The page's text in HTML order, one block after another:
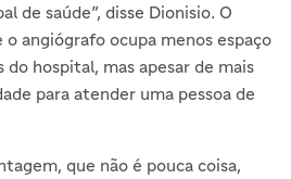
de saúde”, disse Dionisio. O
angiógrafo ocupa menos espaço
do hospital, mas apesar de mais
para atender uma pessoa de
que não é pouca coisa,